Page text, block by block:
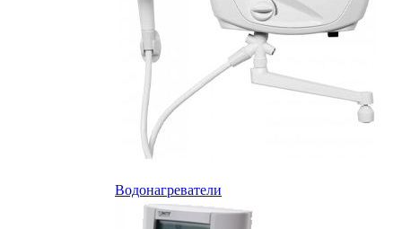
Водонагреватели